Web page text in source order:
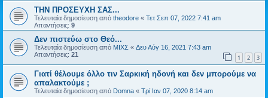
ΤΗΝ ΠΡΟΣΕΥΧΗ ΣΑΣ...
Τελευταία δημοσίευση από theodore « Τετ Σεπ 07, 2022 7:41 am
Απαντήσεις: 9
Δεν πιστεύω στο Θεό...
Τελευταία δημοσίευση από ΜΙΧΣ « Δευ Αύγ 16, 2021 7:43 am
Απαντήσεις: 21 1 2 3
Γιατί θέλουμε όλλο τιν Σαρκική ηδονή και δεν μπορούμε να
απαλακτούμε ;
Τελευταία δημοσίευση από Domna « Τρί Ιαν 07, 2020 8:14 am